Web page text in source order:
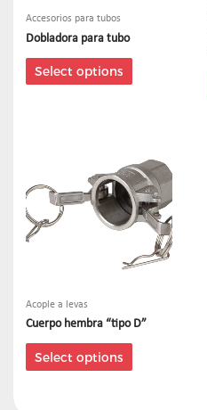
Accesorios para tubos
Dobladora para tubo
Select options
Acople a levas
Cuerpo hembra “tipo D”
Select options